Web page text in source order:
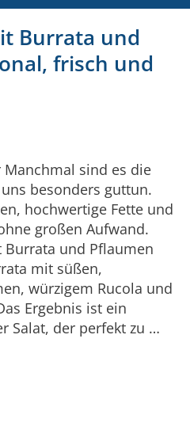
Burrata und
frisch und
sind es die
besonders guttun.
hochwertige Fette und
großen Aufwand.
und Pflaumen
mit süßen,
würzigem Rucola und
Ergebnis ist ein
Salat, der perfekt zu …